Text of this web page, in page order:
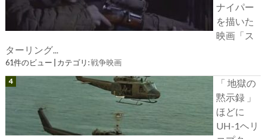
ナイパー
を描いた
映画「ス
ターリング...
61件のビュー カテゴリ:戦争映画
「 地獄の
黙示録 」
ほどに
UH-1ヘリ